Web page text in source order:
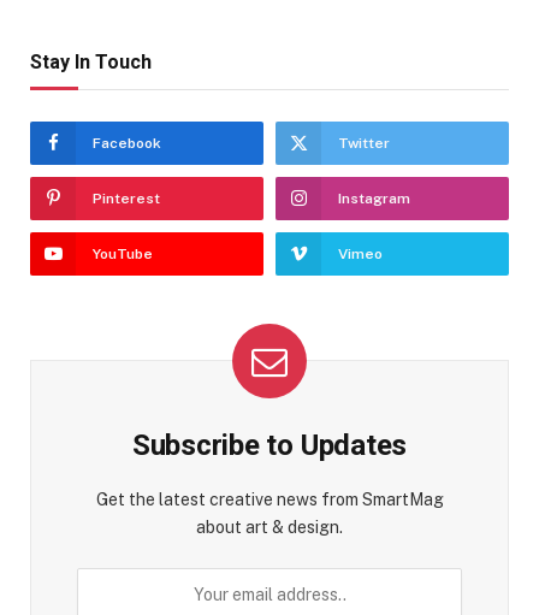
Stay In Touch
Facebook Twitter
Pinterest Instagram
YouTube Vimeo
Subscribe to Updates
Get the latest creative news from SmartMag
about art & design.